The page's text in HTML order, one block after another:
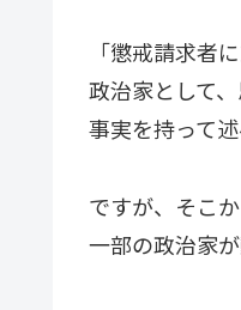
「懲戒請求者
政治家として
事実を持って
ですが、そこ
一部の政治家